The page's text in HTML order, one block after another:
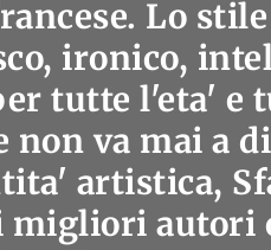
Lo
ironico,
tutte l'eta' e
non va mai a
artistica,
migliori autori